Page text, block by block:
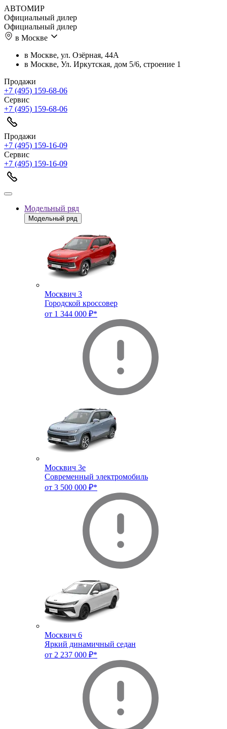
АВТОМИР
Официальный дилер
Официальный дилер
в Москве
в Москве, ул. Озёрная, 44А
в Москве, Ул. Иркутская, дом 5/6, строение 1
Продажи
+7 (495) 159-68-06
Сервис
+7 (495) 159-68-06
Продажи
+7 (495) 159-16-09
Сервис
+7 (495) 159-16-09
Модельный ряд
Модельный ряд
Москвич 3
Городской кроссовер
от 1 344 000 ₽*
Москвич 3e
Современный электромобиль
от 3 500 000 ₽*
Москвич 6
Яркий динамичный седан
от 2 237 000 ₽*